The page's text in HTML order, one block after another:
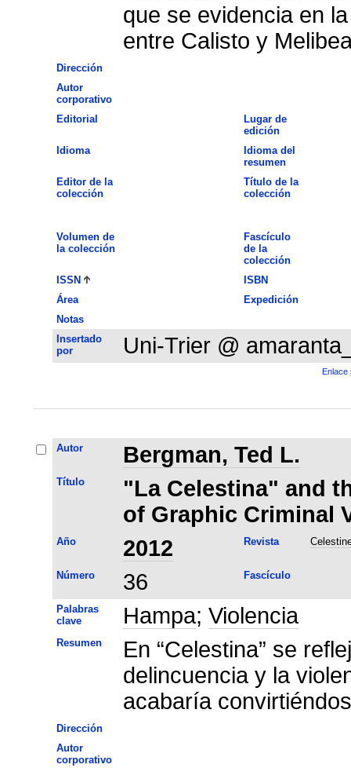
que se evidencia en
entre Calisto y
Dirección
Autor
corporativo
Editorial
Lugar de
edición
Idioma
Idioma del
resumen
Editor de la
colección
Título de la
colección
Volumen de
la colección
Fascículo
de la
colección
ISSN
ISBN
Área
Expedición
Notas
Insertado
por
Uni-Trier @
Enlace
Autor Bergman, Ted L.
Título
"La Celestina" and
of Graphic Criminal
Año 2012 Revista
Número 36 Fascículo
Palabras
clave
Hampa; Violencia
Resumen
En “Celestina” se
delincuencia y la
acabaría
Dirección
Autor
corporativo